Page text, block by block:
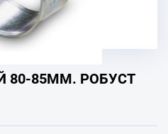
85ММ. РОБУСТ